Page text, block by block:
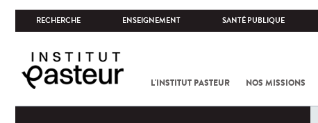
RECHERCHE ENSEIGNEMENT SANTÉ PUBLIQUE
L'INSTITUT PASTEUR NOS MISSIONS